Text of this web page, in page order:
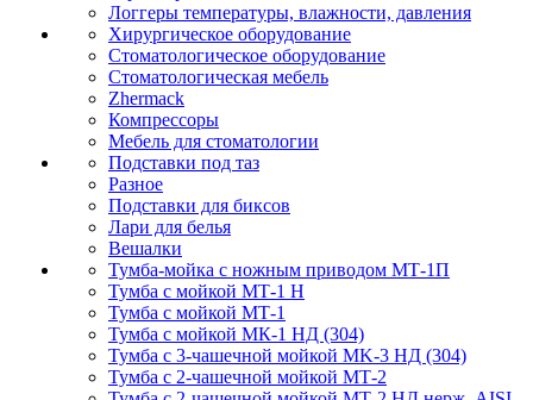
Логгеры температуры, влажности, давления
Хирургическое оборудование
Стоматологическое оборудование
Стоматологическая мебель
Zhermack
Компрессоры
Мебель для стоматологии
Подставки под таз
Разное
Подставки для биксов
Лари для белья
Вешалки
Тумба-мойка с ножным приводом МТ-1П
Тумба с мойкой МТ-1 Н
Тумба с мойкой МТ-1
Тумба с мойкой МК-1 НД (304)
Тумба с 3-чашечной мойкой МK-3 НД (304)
Тумба с 2-чашечной мойкой МТ-2